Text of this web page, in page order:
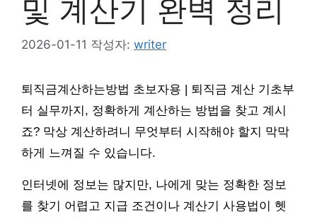
및 계산기 완벽 정리
2026-01-11 작성자: writer
퇴직금계산하는방법 초보자용 | 퇴직금 계산 기초부
터 실무까지, 정확하게 계산하는 방법을 찾고 계시
죠? 막상 계산하려니 무엇부터 시작해야 할지 막막
하게 느껴질 수 있습니다.
인터넷에 정보는 많지만, 나에게 맞는 정확한 정보
를 찾기 어렵고 지급 조건이나 계산기 사용법이 헷